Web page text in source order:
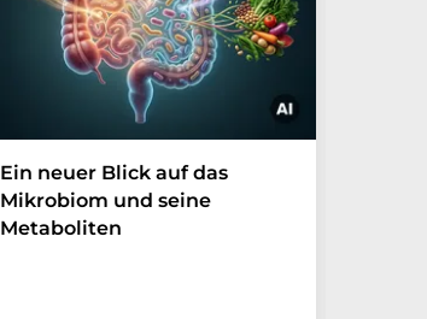
Ein neuer Blick auf das
Mikrobiom und seine
Metaboliten